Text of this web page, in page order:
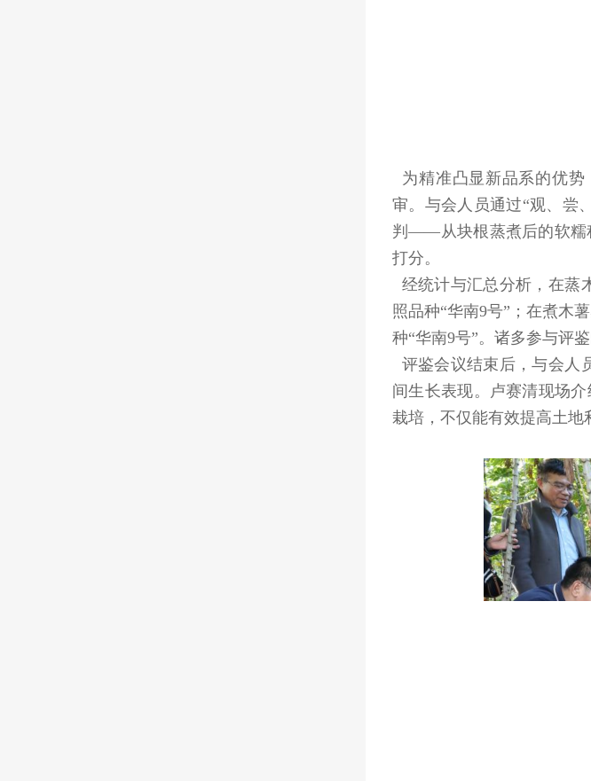
为精准凸显新品系的优势
审。与会人员通过“观、尝
判——从块根蒸煮后的软糯
打分。
经统计与汇总分析，在蒸
照品种“华南9号”；在煮木
种“华南9号”。诸多参与评
评鉴会议结束后，与会人
间生长表现。卢赛清现场
栽培，不仅能有效提高土地